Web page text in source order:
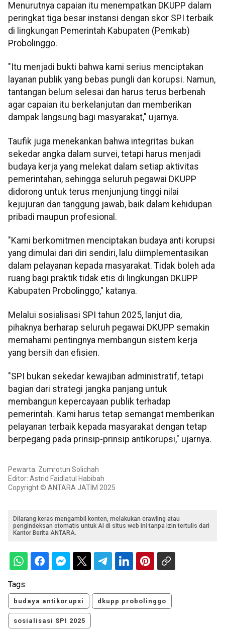
Menurutnya capaian itu menempatkan DKUPP dalam
peringkat tiga besar instansi dengan skor SPI terbaik
di lingkungan Pemerintah Kabupaten (Pemkab)
Probolinggo.
"Itu menjadi bukti bahwa kami serius menciptakan
layanan publik yang bebas pungli dan korupsi. Namun,
tantangan belum selesai dan harus terus berbenah
agar capaian itu berkelanjutan dan memberikan
dampak langsung bagi masyarakat," ujarnya.
Taufik juga menekankan bahwa integritas bukan
sekedar angka dalam survei, tetapi harus menjadi
budaya kerja yang melekat dalam setiap aktivitas
pemerintahan, sehingga seluruh pegawai DKUPP
didorong untuk terus menjunjung tinggi nilai
kejujuran dan tanggung jawab, baik dalam kehidupan
pribadi maupun profesional.
"Kami berkomitmen menciptakan budaya anti korupsi
yang dimulai dari diri sendiri, lalu diimplementasikan
dalam pelayanan kepada masyarakat. Tidak boleh ada
ruang bagi praktik tidak etis di lingkungan DKUPP
Kabupaten Probolinggo," katanya.
Melalui sosialisasi SPI tahun 2025, lanjut dia,
pihaknya berharap seluruh pegawai DKUPP semakin
memahami pentingnya membangun sistem kerja
yang bersih dan efisien.
"SPI bukan sekedar kewajiban administratif, tetapi
bagian dari strategi jangka panjang untuk
membangun kepercayaan publik terhadap
pemerintah. Kami harus tetap semangat memberikan
pelayanan terbaik kepada masyarakat dengan tetap
berpegang pada prinsip-prinsip antikorupsi," ujarnya.
Pewarta: Zumrotun Solichah
Editor: Astrid Faidlatul Habibah
Copyright © ANTARA JATIM 2025
Dilarang keras mengambil konten, melakukan crawling atau
pengindeksan otomatis untuk AI di situs web ini tanpa izin tertulis dari
Kantor Berita ANTARA.
Tags:
budaya antikorupsi dkupp probolinggo
sosialisasi SPI 2025